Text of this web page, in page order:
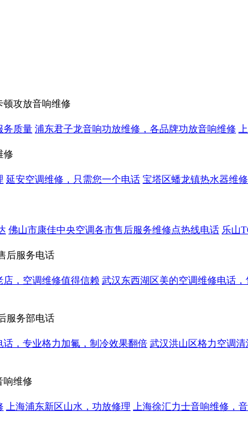
顿攻放音响维修
务质量 浦东君子龙音响功放维修，各品牌功放音响维修
修
延安空调维修，只需您一个电话 宝塔区蟠龙镇热水器维
佛山市康佳中央空调各市售后服务维修点热线电话 乐山
后服务电话
，空调维修值得信赖 武汉东西湖区美的空调维修电话
服务部电话
，专业格力加氟，制冷效果翻倍 武汉洪山区格力空调
响维修
上海浦东新区山水，功放修理 上海徐汇力士音响维修，